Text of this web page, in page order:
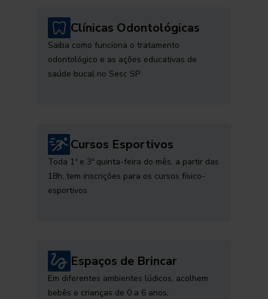
Clínicas Odontológicas
Saiba como funciona o tratamento
odontológico e as ações educativas de
saúde bucal no Sesc SP
Cursos Esportivos
Toda 1ª e 3ª quinta-feira do mês, a partir das
18h, tem inscrições para os cursos físico-
esportivos
Espaços de Brincar
Em diferentes ambientes lúdicos, acolhem
bebês e crianças de 0 a 6 anos,